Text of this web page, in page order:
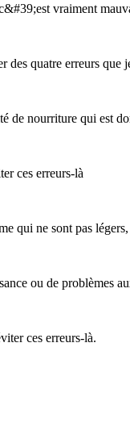
vraiment
des quatre erreurs que
de nourriture qui est
ces erreurs-là
qui ne sont pas légers,
ou de problèmes
ces erreurs-là.